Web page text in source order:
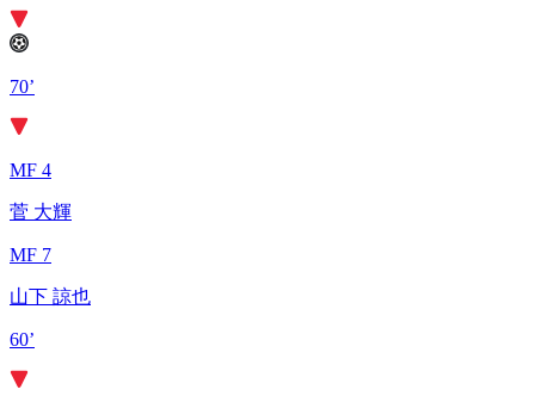
70’
MF 4
菅 大輝
MF 7
山下 諒也
60’